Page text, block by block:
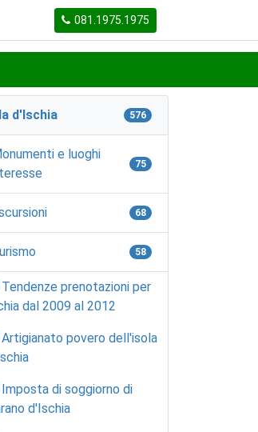
081.1975.1975
d'Ischia 576
e luoghi
75
68
58
Tendenze prenotazioni per
dal 2009 al 2012
Artigianato povero dell'isola
Imposta di soggiorno di
d'Ischia